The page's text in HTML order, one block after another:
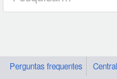
Perguntas frequentes